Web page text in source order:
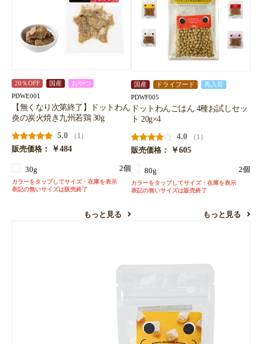
20％OFF 国産 おやつ
PDWE001
【無くなり次第終了】ドットわん
炎の炭火焼き九州若鶏 30g
5.0
（1）
販売価格：
￥484
30g 2個
カラーをタップしてサイズ・在庫を表示
表記の無いサイズは販売終了
もっと見る
国産 ドライフード 再入荷
PDWF005
ドットわんごはん 4種お試しセッ
ト 20g×4
4.0
（1）
販売価格：
￥605
80g 2個
カラーをタップしてサイズ・在庫を表示
表記の無いサイズは販売終了
もっと見る